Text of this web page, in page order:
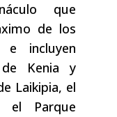
que
de los
e incluyen
Kenia y
Laikipia, el
el Parque